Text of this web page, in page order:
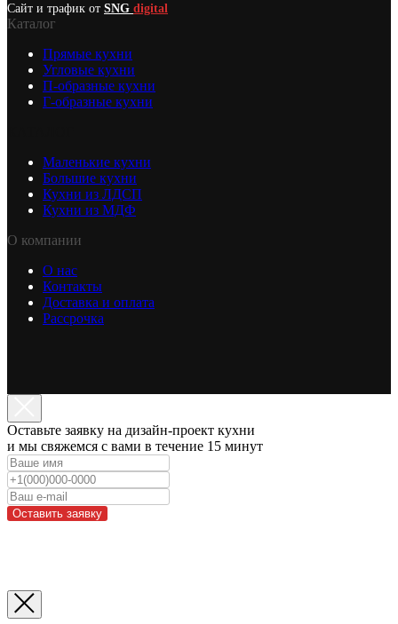
Сайт и трафик от SNG digital
Каталог
Прямые кухни
Угловые кухни
П-образные кухни
Г-образные кухни
Маленькие кухни
Большие кухни
Кухни из ЛДСП
Кухни из МДФ
О компании
О нас
Контакты
Доставка и оплата
Рассрочка
Оставьте заявку на дизайн-проект кухни
и мы свяжемся с вами в течение 15 минут
Оставить заявку